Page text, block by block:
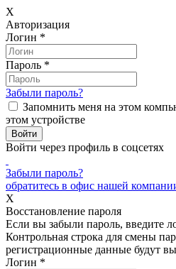
X
Авторизация
Логин *
Пароль *
Забыли пароль?
Запомнить меня на этом
этом устройстве
Войти через профиль в соцсетях
Забыли пароль?
обратитесь в офис нашей
X
Восстановление пароля
Если вы забыли пароль, введите
Контрольная строка для смены
регистрационные данные будут
Логин *